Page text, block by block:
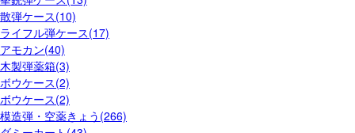
散弾ケース(10)
ライフル弾ケース(17)
アモカン(40)
木製弾薬箱(3)
ボウケース(2)
ボウケース(2)
模造弾・空薬きょう(266)